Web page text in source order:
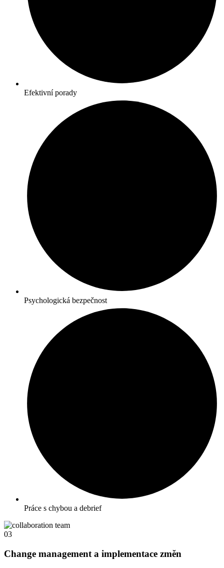
Efektivní porady
Psychologická bezpečnost
Práce s chybou a debrief
03
Change management a implementace změn